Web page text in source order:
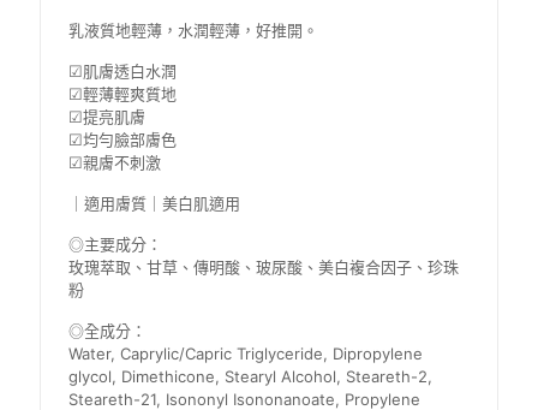
乳液質地輕薄，水潤輕薄，好推開。
☑肌膚透白水潤
☑輕薄輕爽質地
☑提亮肌膚
☑均勻臉部膚色
☑親膚不刺激
｜適用膚質｜美白肌適用
◎主要成分：
玫瑰萃取、甘草、傳明酸、玻尿酸、美白複合因子、珍珠
粉
◎全成分：
Water, Caprylic/Capric Triglyceride, Dipropylene
glycol, Dimethicone, Stearyl Alcohol, Steareth-2,
Steareth-21, Isononyl Isononanoate, Propylene